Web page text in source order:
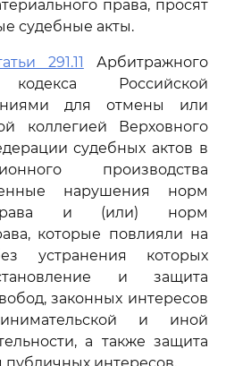
права, просят
судебные акты.
291.11 Арбитражного
кодекса Российской
для отмены или
коллегией Верховного
судебных актов в
производства
нарушения норм
права и (или) норм
которые повлияли на
устранения которых
и защита
законных интересов
и иной
а также защита